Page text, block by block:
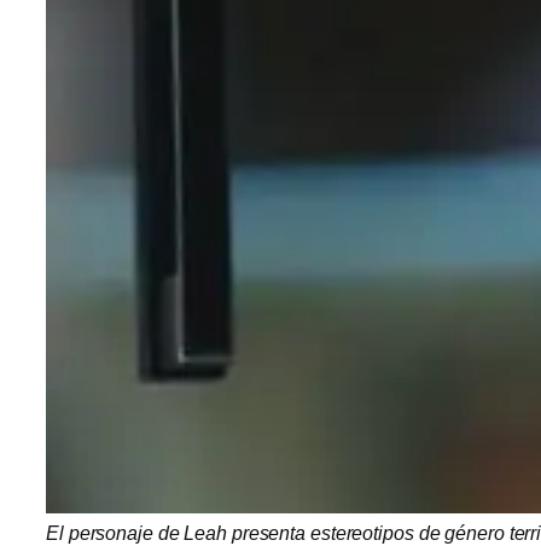
El personaje de Leah presenta estereotipos de género